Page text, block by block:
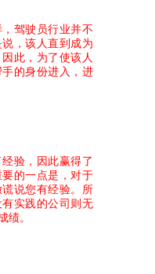
驾驶员行业并不
，该人直到成为
此，为了使该人
的身份进入，进
验，因此赢得了
的一点是，对于
说您有经验。所
实践的公司则无
绩。